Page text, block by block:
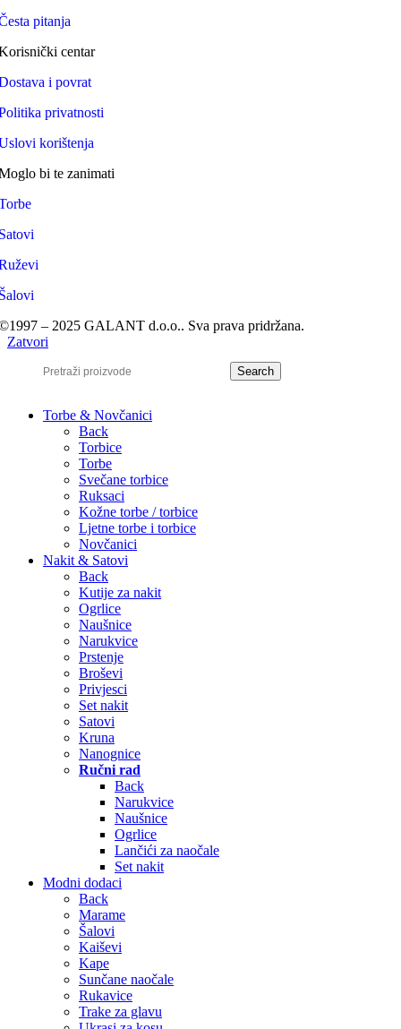
pitanja
centar
i povrat
privatnosti
korištenja
bi te zanimati
– 2025 GALANT d.o.o.. Sva prava pridržana.
Zatvori
Search
Torbe & Novčanici
Back
Torbice
Torbe
Svečane torbice
Ruksaci
Kožne torbe / torbice
Ljetne torbe i torbice
Novčanici
Nakit & Satovi
Back
Kutije za nakit
Ogrlice
Naušnice
Narukvice
Prstenje
Broševi
Privjesci
Set nakit
Satovi
Kruna
Nanognice
Ručni rad
Back
Narukvice
Naušnice
Ogrlice
Lančići za naočale
Set nakit
Modni dodaci
Back
Marame
Šalovi
Kaiševi
Kape
Sunčane naočale
Rukavice
Trake za glavu